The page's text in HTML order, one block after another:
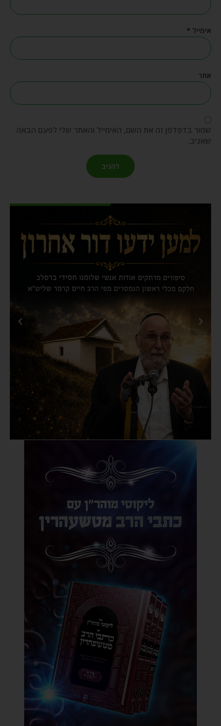
אימייל *
אתר
שמור בדפדפן זה את השם, האימייל והאתר שלי לפעם הבאה
שאגיב.